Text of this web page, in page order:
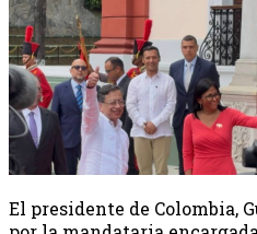
El presidente de Colombia,